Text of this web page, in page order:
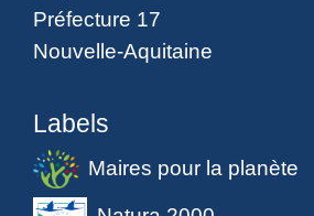
Préfecture 17
Nouvelle-Aquitaine
Labels
Maires pour la planète